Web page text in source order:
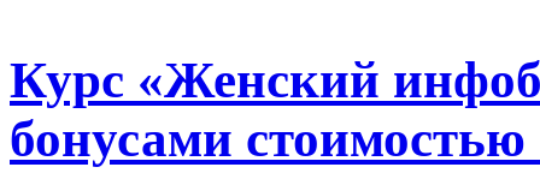
Курс «Женский
бонусами стоимостью